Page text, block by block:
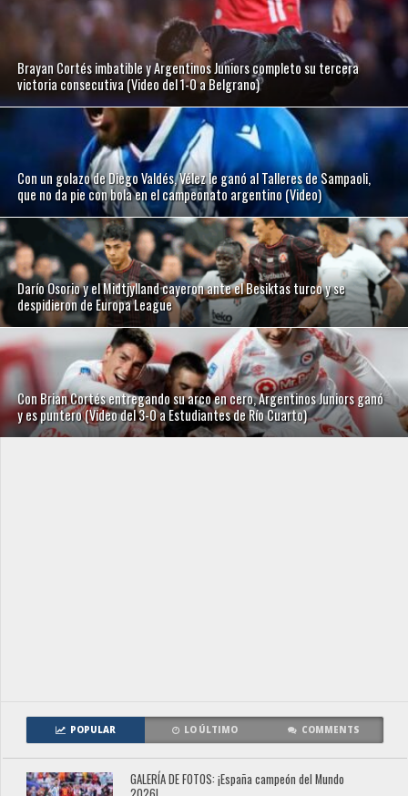
Brayan Cortés imbatible y Argentinos Juniors completo su tercera
victoria consecutiva (Video del 1-0 a Belgrano)
Con un golazo de Diego Valdés, Vélez le ganó al Talleres de Sampaoli,
que no da pie con bola en el campeonato argentino (Video)
Darío Osorio y el Midtjylland cayeron ante el Besiktas turco y se
despidieron de Europa League
Con Brian Cortés entregando su arco en cero, Argentinos Juniors ganó
y es puntero (Video del 3-0 a Estudiantes de Río Cuarto)
POPULAR LO ÚLTIMO COMMENTS
GALERÍA DE FOTOS: ¡España campeón del Mundo